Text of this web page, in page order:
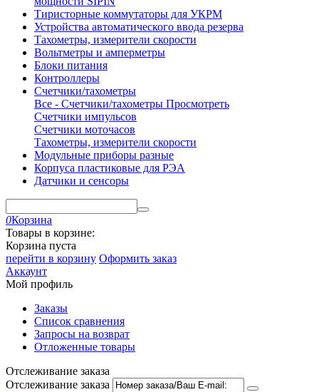
Тиристорные коммутаторы для УКРМ
Устройства автоматического ввода резерва
Тахометры, измерители скорости
Вольтметры и амперметры
Блоки питания
Контроллеры
Счетчики/тахометры
Все - Счетчики/тахометры Просмотреть
Счетчики импульсов
Счетчики моточасов
Тахометры, измерители скорости
Модульные приборы разные
Корпуса пластиковые для РЭА
Датчики и сенсоры
0Корзина
Товары в корзине:
Корзина пуста
перейти в корзину Оформить заказ
Аккаунт
Мой профиль
Заказы
Список сравнения
Запросы на возврат
Отложенные товары
Отслеживание заказа
Отслеживание заказа